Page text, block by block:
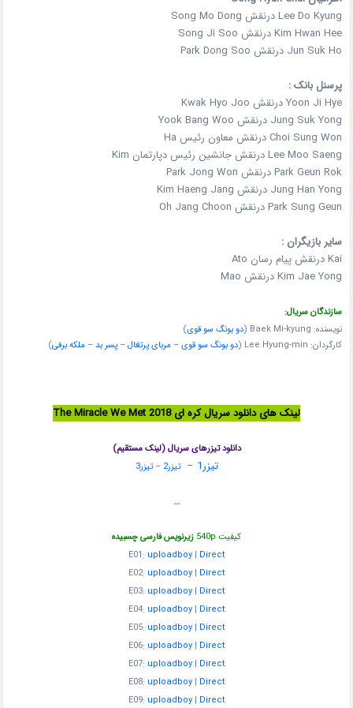
Lee Do Kyung درنقش Song Mo Dong
Kim Hwan Hee درنقش Song Ji Soo
Jun Suk Ho درنقش Park Dong Soo
پرسنل بانک :
Yoon Ji Hye درنقش Kwak Hyo Joo
Jung Suk Yong درنقش Yook Bang Woo
Choi Sung Won درنقش معاون رئیس Ha
Lee Moo Saeng درنقش جانشین رئیس دپارتمان Kim
Park Geun Rok درنقش Park Jong Won
Jung Han Yong درنقش Kim Haeng Jang
Park Sung Geun درنقش Oh Jang Choon
سایر بازیگران :
Kai درنقش پیام رسان Ato
Kim Jae Yong درنقش Mao
سازندگان سریال:
نویسنده: Baek Mi-kyung (
دو بونگ سو قوی)
کارگردان: Lee Hyung-min (
دو بونگ سو قوی– مربای پرتغال–پسر بد– ملکه برفی)
لینک های دانلود سریال کره ای The Miracle We Met 2018
دانلود تیزرهای سریال (لینک مستقیم)
تیزر1 –تیزر2 –تیزر3
…
کیفیت 540p
زیرنویس فارسی چسبیده
E01: uploadboy| Direct
E02: uploadboy| Direct
E03: uploadboy| Direct
E04: uploadboy| Direct
E05: uploadboy| Direct
E06: uploadboy| Direct
E07: uploadboy| Direct
E08: uploadboy| Direct
E09: uploadboy| Direct